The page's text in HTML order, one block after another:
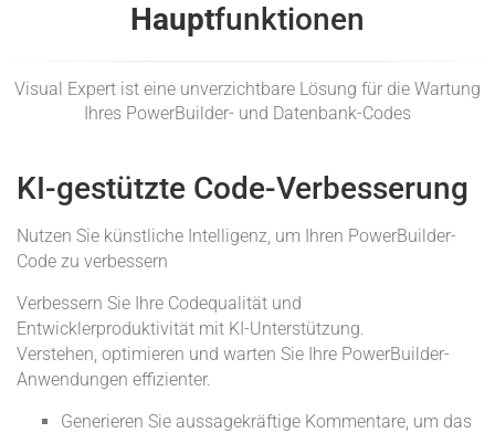
Hauptfunktionen
Visual Expert ist eine unverzichtbare Lösung für die Wartung
Ihres PowerBuilder- und Datenbank-Codes
KI-gestützte Code-Verbesserung
Nutzen Sie künstliche Intelligenz, um Ihren PowerBuilder-
Code zu verbessern
Verbessern Sie Ihre Codequalität und
Entwicklerproduktivität mit KI-Unterstützung.
Verstehen, optimieren und warten Sie Ihre PowerBuilder-
Anwendungen effizienter.
Generieren Sie aussagekräftige Kommentare, um das